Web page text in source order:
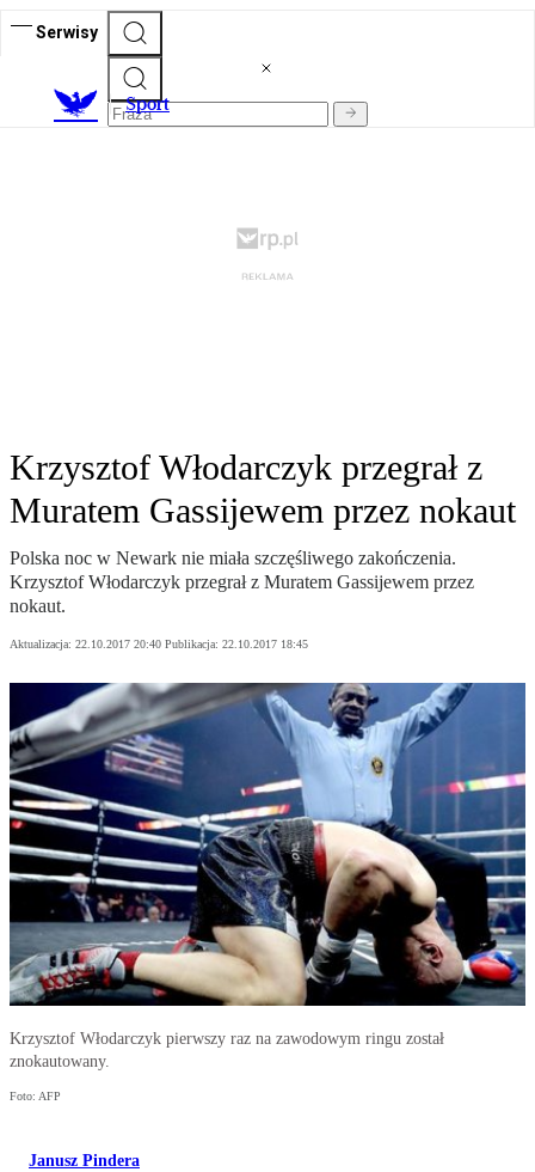
Serwisy
Sport
Krzysztof Włodarczyk przegrał z
Muratem Gassijewem przez nokaut
Polska noc w Newark nie miała szczęśliwego zakończenia.
Krzysztof Włodarczyk przegrał z Muratem Gassijewem przez
nokaut.
Aktualizacja: 22.10.2017 20:40 Publikacja: 22.10.2017 18:45
Krzysztof Włodarczyk pierwszy raz na zawodowym ringu został
znokautowany.
Foto: AFP
Janusz Pindera